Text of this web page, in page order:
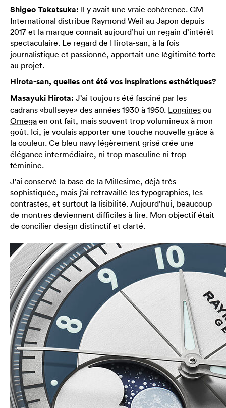
Shigeo Takatsuka: Il y avait une vraie cohérence. GM
International distribue Raymond Weil au Japon depuis
2017 et la marque connaît aujourd’hui un regain d’intérêt
spectaculaire. Le regard de Hirota-san, à la fois
journalistique et passionné, apportait une légitimité forte
au projet.
Hirota-san, quelles ont été vos inspirations esthétiques?
Masayuki Hirota: J’ai toujours été fasciné par les
cadrans «bullseye» des années 1930 à 1950. Longines ou
Omega en ont fait, mais souvent trop volumineux à mon
goût. Ici, je voulais apporter une touche nouvelle grâce à
la couleur. Ce bleu navy légèrement grisé crée une
élégance intermédiaire, ni trop masculine ni trop
féminine.
J’ai conservé la base de la Millesime, déjà très
sophistiquée, mais j’ai retravaillé les typographies, les
contrastes, et surtout la lisibilité. Aujourd’hui, beaucoup
de montres deviennent difficiles à lire. Mon objectif était
de concilier design distinctif et clarté.